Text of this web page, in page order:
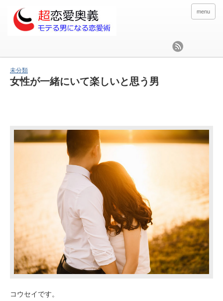
menu
未分類
女性が一緒にいて楽しいと思う男
コウセイです。